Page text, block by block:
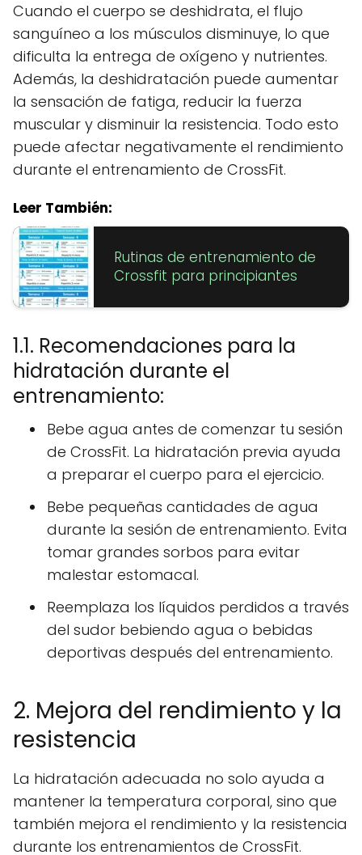
Cuando el cuerpo se deshidrata, el flujo
sanguíneo a los músculos disminuye, lo que
dificulta la entrega de oxígeno y nutrientes.
Además, la deshidratación puede aumentar
la sensación de fatiga, reducir la fuerza
muscular y disminuir la resistencia. Todo esto
puede afectar negativamente el rendimiento
durante el entrenamiento de CrossFit.
Leer También:
Rutinas de entrenamiento de
Crossfit para principiantes
1.1. Recomendaciones para la
hidratación durante el
entrenamiento:
Bebe agua antes de comenzar tu sesión
de CrossFit. La hidratación previa ayuda
a preparar el cuerpo para el ejercicio.
Bebe pequeñas cantidades de agua
durante la sesión de entrenamiento. Evita
tomar grandes sorbos para evitar
malestar estomacal.
Reemplaza los líquidos perdidos a través
del sudor bebiendo agua o bebidas
deportivas después del entrenamiento.
2. Mejora del rendimiento y la
resistencia
La hidratación adecuada no solo ayuda a
mantener la temperatura corporal, sino que
también mejora el rendimiento y la resistencia
durante los entrenamientos de CrossFit.